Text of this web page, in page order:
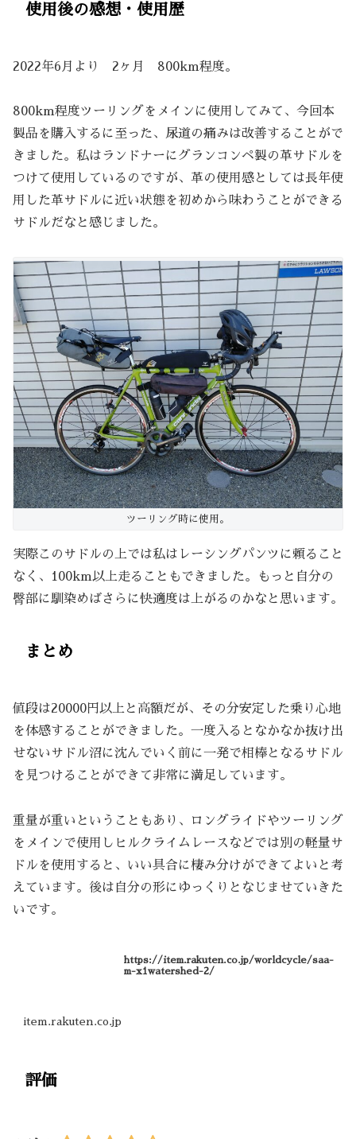
使用後の感想・使用歴
2022年6月より 2ヶ月 800km程度。
800km程度ツーリングをメインに使用してみて、今回本
製品を購入するに至った、尿道の痛みは改善することがで
きました。私はランドナーにグランコンペ製の革サドルを
つけて使用しているのですが、革の使用感としては長年使
用した革サドルに近い状態を初めから味わうことができる
サドルだなと感じました。
ツーリング時に使用。
実際このサドルの上では私はレーシングパンツに頼ること
なく、100km以上走ることもできました。もっと自分の
臀部に馴染めばさらに快適度は上がるのかなと思います。
まとめ
値段は20000円以上と高額だが、その分安定した乗り心地
を体感することができました。一度入るとなかなか抜け出
せないサドル沼に沈んでいく前に一発で相棒となるサドル
を見つけることができて非常に満足しています。
重量が重いということもあり、ロングライドやツーリング
をメインで使用しヒルクライムレースなどでは別の軽量サ
ドルを使用すると、いい具合に棲み分けができてよいと考
えています。後は自分の形にゆっくりとなじませていきた
いです。
https://item.rakuten.co.jp/worldcycle/saa-
m-x1watershed-2/
item.rakuten.co.jp
評価